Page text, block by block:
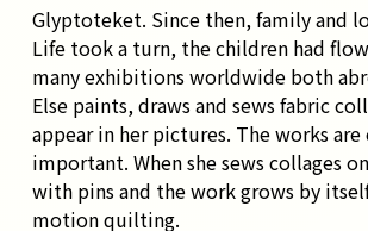
Glyptoteket. Since then, family and
Life took a turn, the children had
many exhibitions worldwide both
Else paints, draws and sews fabric
appear in her pictures. The works
important. When she sews collages
with pins and the work grows by
motion quilting.